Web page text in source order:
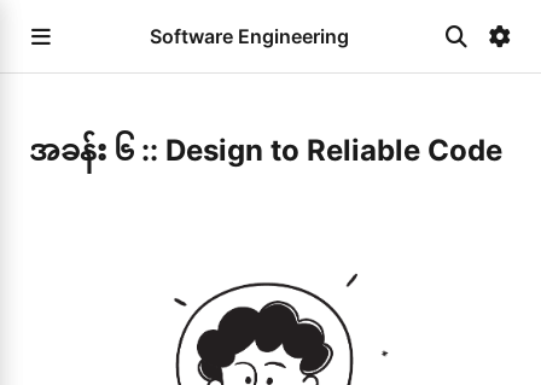
Software Engineering
အခန်း ၆ :: Design to Reliable Code